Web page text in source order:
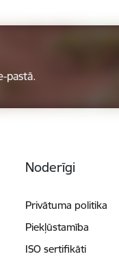
pastā.
Noderīgi
Privātuma politika
Piekļūstamība
ISO sertifikāti